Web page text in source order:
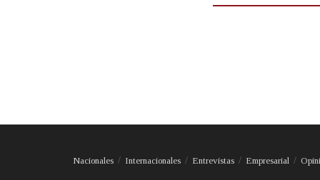
Nacionales Internacionales Entrevistas Empresarial